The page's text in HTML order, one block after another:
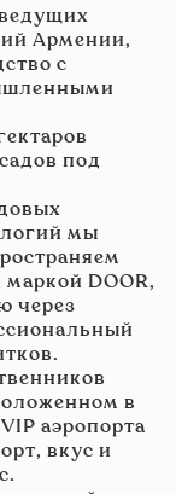
Армении,
с
под
мы
DOOR,
через
в
аэропорта
вкус и